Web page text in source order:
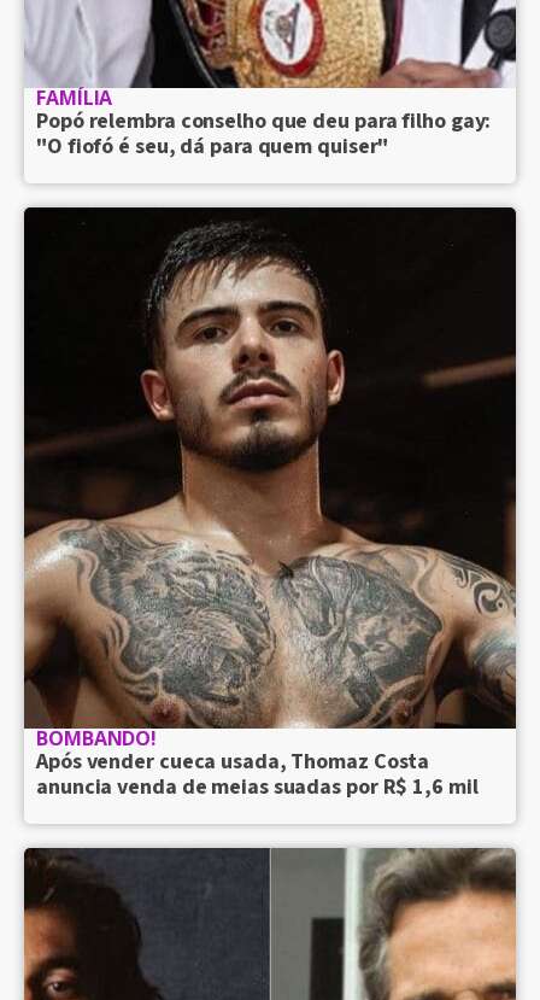
FAMÍLIA
Popó relembra conselho que deu para filho gay:
"O fiofó é seu, dá para quem quiser"
BOMBANDO!
Após vender cueca usada, Thomaz Costa
anuncia venda de meias suadas por R$ 1,6 mil